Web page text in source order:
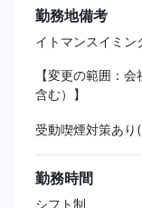
勤務地備考
イトマンスイミン
【変更の範囲：
含む）】
受動喫煙対策あり
勤務時間
シフト制